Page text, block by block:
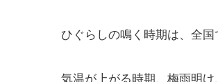
ひぐらしの鳴く時期は、全国
気温が上がる時期、梅雨明